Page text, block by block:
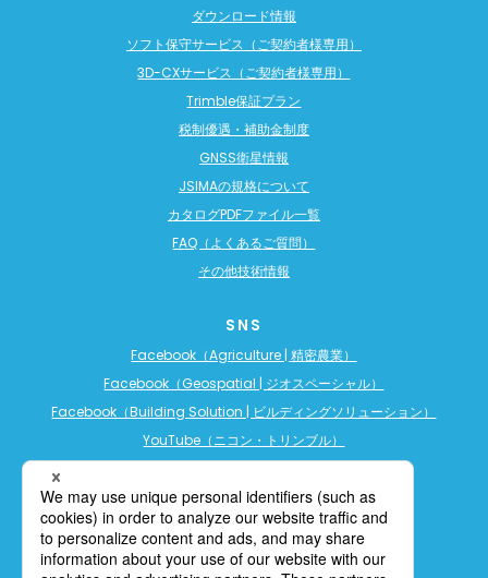
ダウンロード情報
ソフト保守サービス（ご契約者様専用）
3D-CXサービス（ご契約者様専用）
Trimble保証プラン
税制優遇・補助金制度
GNSS衛星情報
JSIMAの規格について
カタログPDFファイル一覧
FAQ（よくあるご質問）
その他技術情報
SNS
Facebook（Agriculture | 精密農業）
Facebook（Geospatial | ジオスペーシャル）
Facebook（Building Solution | ビルディングソリューション）
YouTube（ニコン・トリンブル）
YouTube（ビルディングソリューション）
LINE公式アカウント（精密農業）